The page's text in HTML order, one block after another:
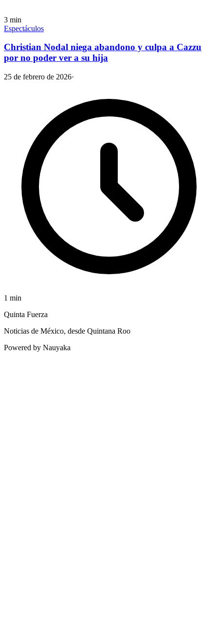
3 min
Espectáculos
Christian Nodal niega abandono y culpa a Cazzu
por no poder ver a su hija
25 de febrero de 2026·
1 min
Quinta Fuerza
Noticias de México, desde Quintana Roo
Powered by Nauyaka